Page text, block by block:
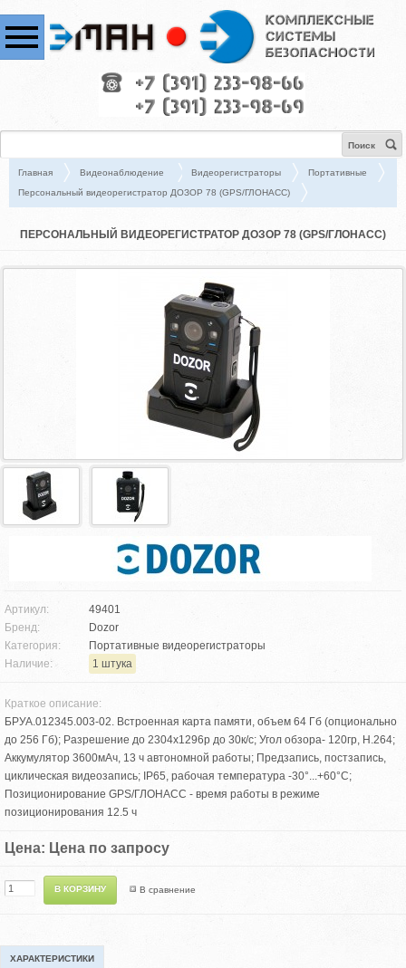
Поиск
Главная Видеонаблюдение Видеорегистраторы
Портативные
Персональный видеорегистратор ДОЗОР 78 (GPS/ГЛОНАСС)
ПЕРСОНАЛЬНЫЙ ВИДЕОРЕГИСТРАТОР ДОЗОР 78 (GPS/ГЛОНАСС)
Артикул:
49401
Бренд:
Dozor
Категория:
Портативные видеорегистраторы
Наличие:
1 штука
Краткое описание:
БРУА.012345.003-02. Встроенная карта памяти, объем 64 Гб (опционально
до 256 Гб); Разрешение до 2304х1296р до 30к/с; Угол обзора- 120гр, H.264;
Аккумулятор 3600мАч, 13 ч автономной работы; Предзапись, постзапись,
циклическая видеозапись; IP65, рабочая температура -30°...+60°C;
Позиционирование GPS/ГЛОНАСС - время работы в режиме
позиционирования 12.5 ч
Цена: Цена по запросу
В сравнение
ХАРАКТЕРИСТИКИ